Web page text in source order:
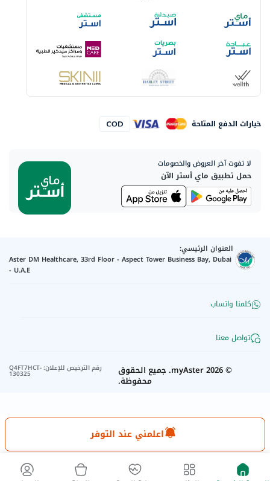
اعلمني عند التوفر
خيارات الدفع المتاحة
لا تفوت آخر العروض والخصومات
حمل تطبيق ماي أستر الآن
العنوان الرئيسي:
Aster DM Healthcare, 33rd Floor - Aspect Tower Business Bay, Dubai
- U.A.E
كلمنا واتساب
تواصل معنا
©
2026
myAster. جميع الحقوق
محفوظة.
رقم الترخيص للإعلان:
Q4FT7HCT-
130325